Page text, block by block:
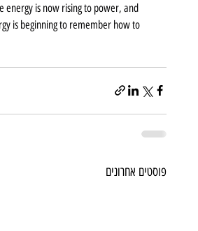
energy is now rising to power, and
is beginning to remember how to
פוסטים אחרונים